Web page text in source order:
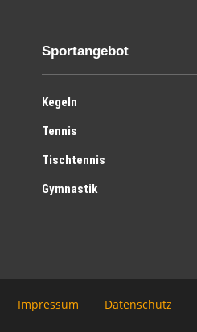
Sportangebot
Kegeln
Tennis
Tischtennis
Gymnastik
Impressum Datenschutz